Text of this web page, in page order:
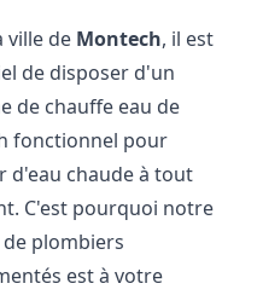
ville de Montech, il est
de disposer d'un
de chauffe eau de
fonctionnel pour
d'eau chaude à tout
C'est pourquoi notre
plombiers
est à votre